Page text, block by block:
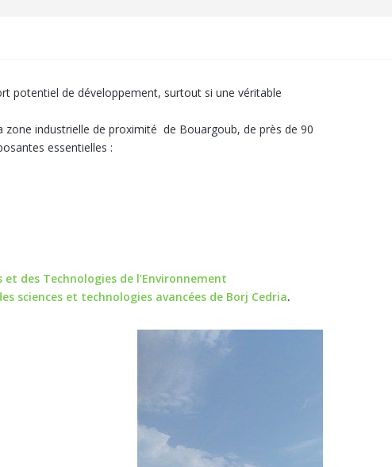
potentiel de développement, surtout si une véritable
industrielle de proximité de Bouargoub, de près de 90
essentielles :
des Technologies de l’Environnement
sciences et technologies avancées de Borj Cedria.